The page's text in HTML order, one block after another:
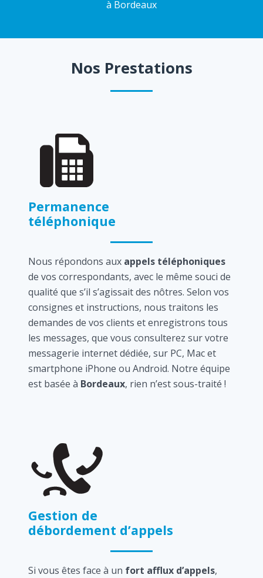
à Bordeaux
Nos Prestations
Permanence
téléphonique
Nous répondons aux appels téléphoniques
de vos correspondants, avec le même souci de
qualité que s’il s’agissait des nôtres. Selon vos
consignes et instructions, nous traitons les
demandes de vos clients et enregistrons tous
les messages, que vous consulterez sur votre
messagerie internet dédiée, sur PC, Mac et
smartphone iPhone ou Android. Notre équipe
est basée à Bordeaux, rien n’est sous-traité !
Gestion de
débordement d’appels
Si vous êtes face à un fort afflux d’appels,